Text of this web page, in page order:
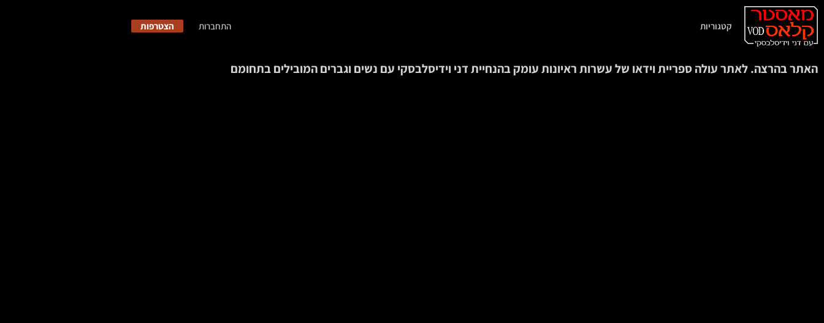
קטגוריות התחברות הצטרפות
האתר בהרצה. לאתר עולה ספריית וידאו של עשרות ראיונות עומק בהנחיית דני וידיסלבסקי עם נשים וגברים המובילים בתחומם